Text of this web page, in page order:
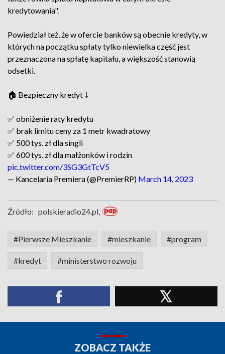
kredytowania".
Powiedział też, że w ofercie banków są obecnie kredyty, w
których na początku spłaty tylko niewielka część jest
przeznaczona na spłatę kapitału, a większość stanowią
odsetki.
🏠 Bezpieczny kredyt ⤵️
✅ obniżenie raty kredytu
✅ brak limitu ceny za 1 metr kwadratowy
✅ 500 tys. zł dla singli
✅ 600 tys. zł dla małżonków i rodzin
pic.twitter.com/3SG3GtTcV5
— Kancelaria Premiera (@PremierRP) March 14, 2023
Źródło: polskieradio24.pl,
#Pierwsze Mieszkanie #mieszkanie #program
#kredyt #ministerstwo rozwoju
ZOBACZ TAKŻE